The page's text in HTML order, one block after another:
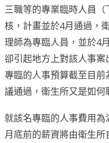
三職等的專業臨時人員
核，計畫並於4月通過，
理師為專臨人員，並於4
卻引起地方上對該人事
專臨的人事預算截至目
議通過，衛生所又是如何
就該名專臨的人事費用
月底前的薪資將由衛生